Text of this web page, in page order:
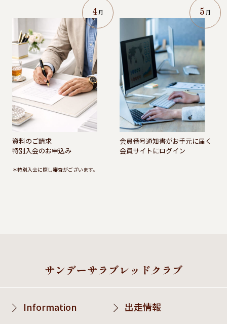
4月
資料のご請求
特別入会のお申込み
＊特別入会に際し審査がございます。
5 月
会員番号通知書がお手元に届く
会員サイトにログイン
サンデーサラブレッドクラブ
Information 出走情報